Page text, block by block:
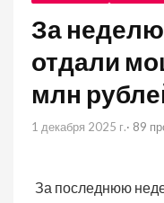
За
отдали
млн
1 декабря 2025 г.· 89
За последнюю